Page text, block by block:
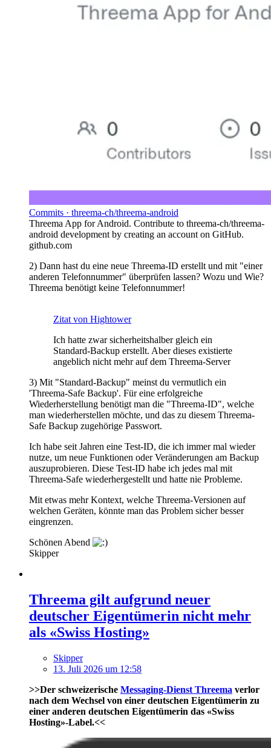
Commits · threema-ch/threema-android
Threema App for Android. Contribute to threema-ch/threema-
android development by creating an account on GitHub.
github.com
2) Dann hast du eine neue Threema-ID erstellt und mit "einer
anderen Telefonnummer" überprüfen lassen? Wozu und Wie?
Threema benötigt keine Telefonnummer!
Zitat von Hightower
Ich hatte zwar sicherheitshalber gleich ein
Standard-Backup erstellt. Aber dieses existierte
angeblich nicht mehr auf dem Threema-Server
3) Mit "Standard-Backup" meinst du vermutlich ein
'Threema-Safe Backup'. Für eine erfolgreiche
Wiederherstellung benötigt man die "Threema-ID", welche
man wiederherstellen möchte, und das zu diesem Threema-
Safe Backup zugehörige Passwort.
Ich habe seit Jahren eine Test-ID, die ich immer mal wieder
nutze, um neue Funktionen oder Veränderungen am Backup
auszuprobieren. Diese Test-ID habe ich jedes mal mit
Threema-Safe wiederhergestellt und hatte nie Probleme.
Mit etwas mehr Kontext, welche Threema-Versionen auf
welchen Geräten, könnte man das Problem sicher besser
eingrenzen.
Schönen Abend
Skipper
Threema gilt aufgrund neuer
deutscher Eigentümerin nicht mehr
als «Swiss Hosting»
Skipper
13. Juli 2026 um 12:58
>>Der schweizerische Messaging-Dienst Threema verlor
nach dem Wechsel von einer deutschen Eigentümerin zu
einer anderen deutschen Eigentümerin das «Swiss
Hosting»-Label.<<